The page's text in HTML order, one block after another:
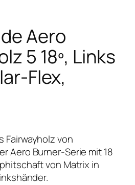
Aero
5 18º, Links
Flex,
Fairwayholz von
Aero Burner-Serie mit 18
von Matrix in